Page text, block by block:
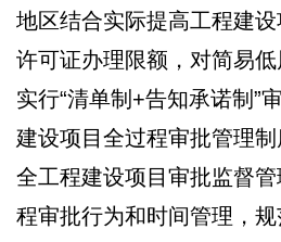
地区结合实际提高工程建
许可证办理限额，对简易
实行“清单制+告知承诺制”
建设项目全过程审批管理
全工程建设项目审批监督
程审批行为和时间管理，